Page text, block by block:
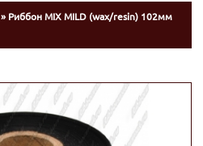
» Риббон MIX MILD (wax/resin) 102мм